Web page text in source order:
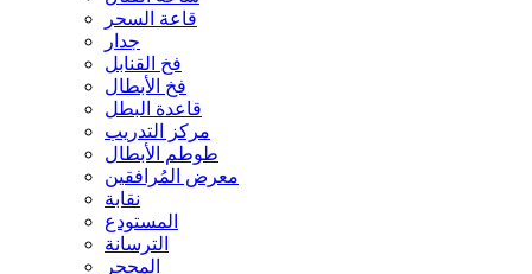
قاعة السحر
جدار
فخ القنابل
فخ الأبطال
قاعدة البطل
مركز التدريب
طوطم الأبطال
معرض المُرافقين
نقابة
المستودع
الترسانة
المحجر